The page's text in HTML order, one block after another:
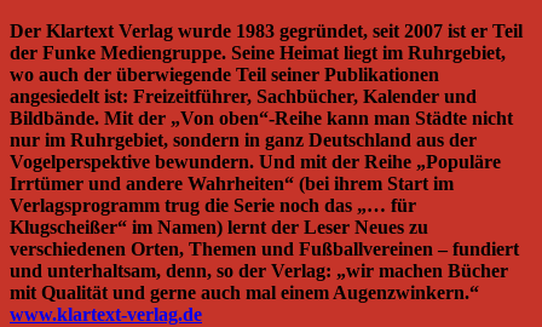
Der Klartext Verlag wurde 1983 gegründet, seit 2007 ist er Teil
der Funke Mediengruppe. Seine Heimat liegt im Ruhrgebiet,
wo auch der überwiegende Teil seiner Publikationen
angesiedelt ist: Freizeitführer, Sachbücher, Kalender und
Bildbände. Mit der „Von oben“-Reihe kann man Städte nicht
nur im Ruhrgebiet, sondern in ganz Deutschland aus der
Vogelperspektive bewundern. Und mit der Reihe „Populäre
Irrtümer und andere Wahrheiten“ (bei ihrem Start im
Verlagsprogramm trug die Serie noch das „… für
Klugscheißer“ im Namen) lernt der Leser Neues zu
verschiedenen Orten, Themen und Fußballvereinen – fundiert
und unterhaltsam, denn, so der Verlag: „wir machen Bücher
mit Qualität und gerne auch mal einem Augenzwinkern.“
www.klartext-verlag.de